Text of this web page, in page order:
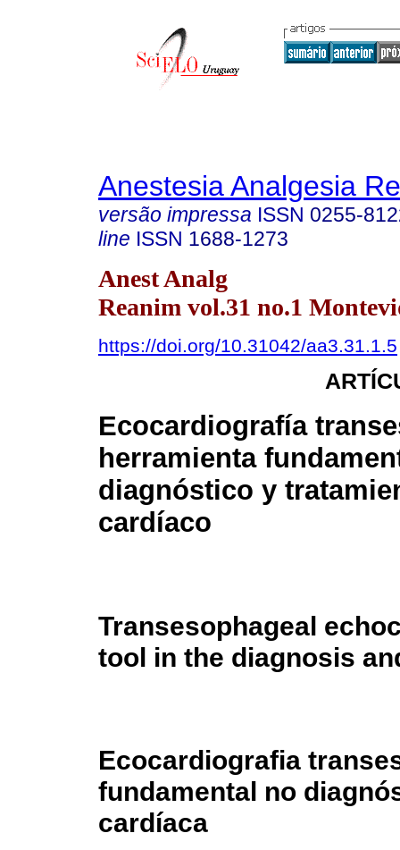
Anestesia Analgesia
versão impressa ISSN 0255-
line ISSN 1688-1273
Anest Analg
Reanim vol.31 no.1
https://doi.org/10.31042/aa3.31.1.5
Ecocardiografía
herramienta
diagnóstico y
cardíaco
Transesophageal
tool in the diagnosis
Ecocardiografia
fundamental no
cardíaca